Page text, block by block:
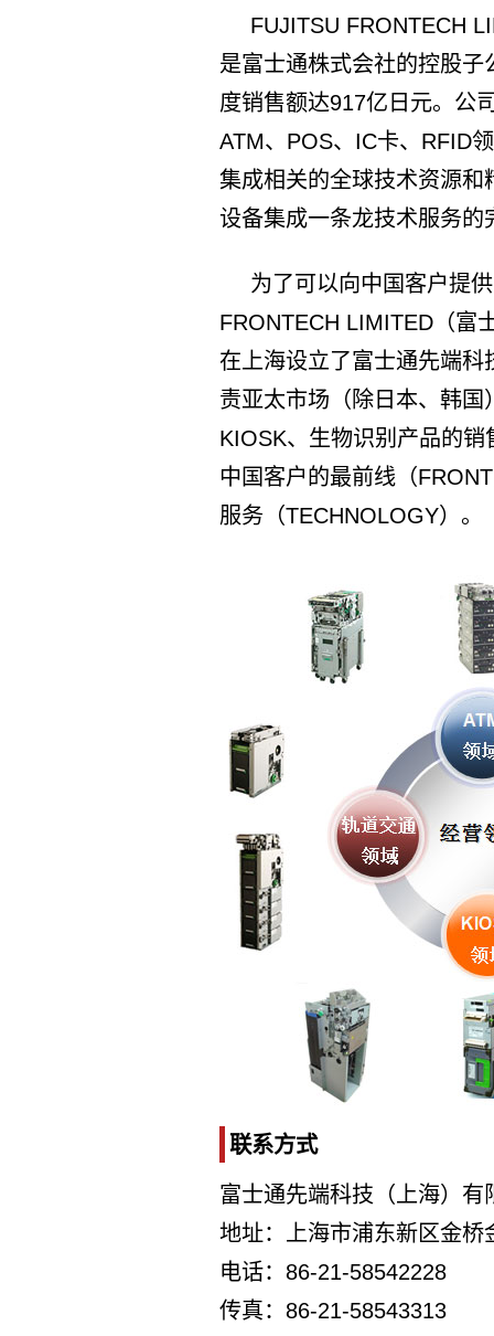
FUJITSU FRONTECH
是富士通株式会社的控股
度销售额达917亿日元。公
ATM、POS、IC卡、RFID
集成相关的全球技术资源
设备集成一条龙技术服务的
为了可以向中国客户提
FRONTECH LIMITED（富
在上海设立了富士通先端
责亚太市场（除日本、韩
KIOSK、生物识别产品的
中国客户的最前线（
服务（TECHNOLOGY）。
联系方式
富士通先端科技（上海）有
地址：上海市浦东新区金桥
电话：86-21-58542228
传真：86-21-58543313